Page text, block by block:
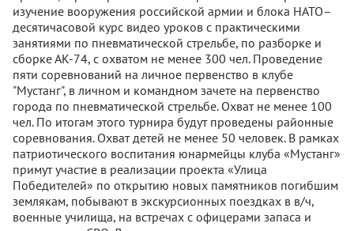
изучение вооружения российской армии и блока НАТО–
десятичасовой курс видео уроков с практическими
занятиями по пневматической стрельбе, по разборке и
сборке АК-74, с охватом не менее 300 чел. Проведение
пяти соревнований на личное первенство в клубе
"Мустанг", в личном и командном зачете на первенство
города по пневматической стрельбе. Охват не менее 100
чел. По итогам этого турнира будут проведены районные
соревнования. Охват детей не менее 50 человек. В рамках
патриотического воспитания юнармейцы клуба «Мустанг»
примут участие в реализации проекта «Улица
Победителей» по открытию новых памятников погибшим
землякам, побывают в экскурсионных поездках в в/ч,
военные училища, на встречах с офицерами запаса и